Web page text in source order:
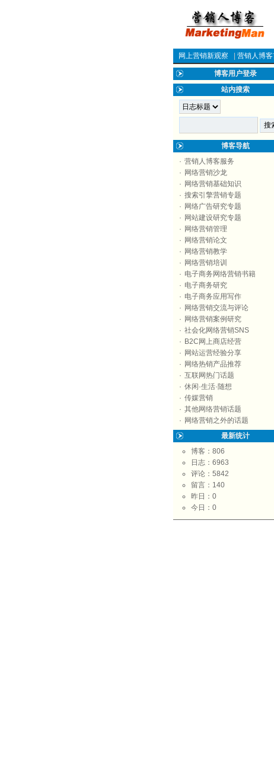
网上营销新观察 营销人博
博客用户登录
站内搜索
博客导航
· 营销人博客服务
· 网络营销沙龙
· 网络营销基础知识
· 搜索引擎营销专题
· 网络广告研究专题
· 网站建设研究专题
· 网络营销管理
· 网络营销论文
· 网络营销教学
· 网络营销培训
· 电子商务网络营销书籍
· 电子商务研究
· 电子商务应用写作
· 网络营销交流与评论
· 网络营销案例研究
· 社会化网络营销SNS
· B2C网上商店经营
· 网站运营经验分享
· 网络热销产品推荐
· 互联网热门话题
· 休闲·生活·随想
· 传媒营销
· 其他网络营销话题
· 网络营销之外的话题
最新统计
博客：806
日志：6963
评论：5842
留言：140
昨日：0
今日：0